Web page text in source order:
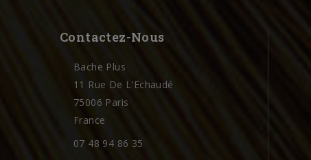
Contactez-Nous
Bache Plus
11 Rue De L'Echaudé
75006 Paris
France
07 48 94 86 35